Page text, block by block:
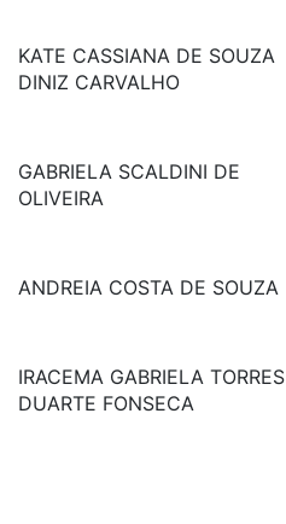
KATE CASSIANA DE SOUZA
DINIZ CARVALHO
GABRIELA SCALDINI DE
OLIVEIRA
ANDREIA COSTA DE SOUZA
IRACEMA GABRIELA TORRES
DUARTE FONSECA